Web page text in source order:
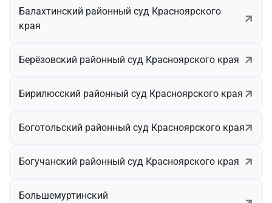
Балахтинский районный суд Красноярского
края
Берёзовский районный суд Красноярского края
Бирилюсский районный суд Красноярского края
Боготольский районный суд Красноярского края
Богучанский районный суд Красноярского края
Большемуртинский